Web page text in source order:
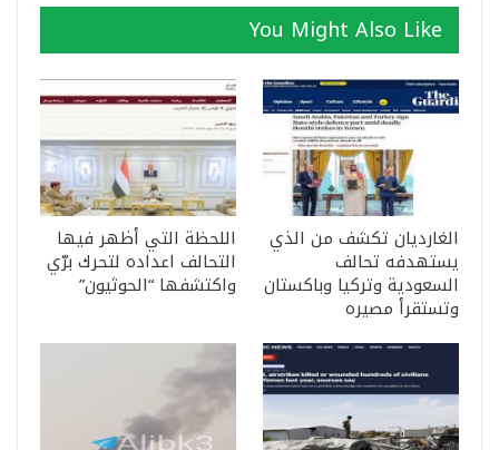
You Might Also Like
الغارديان تكشف من الذي
يستهدفه تحالف
السعودية وتركيا وباكستان
وتستقرأ مصيره
اللحظة التي أظهر فيها
التحالف اعداده لتحرك برّي
واكتشفها “الحوثيون”